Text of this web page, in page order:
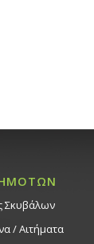
Σκυβάλων
/ Αιτήματα